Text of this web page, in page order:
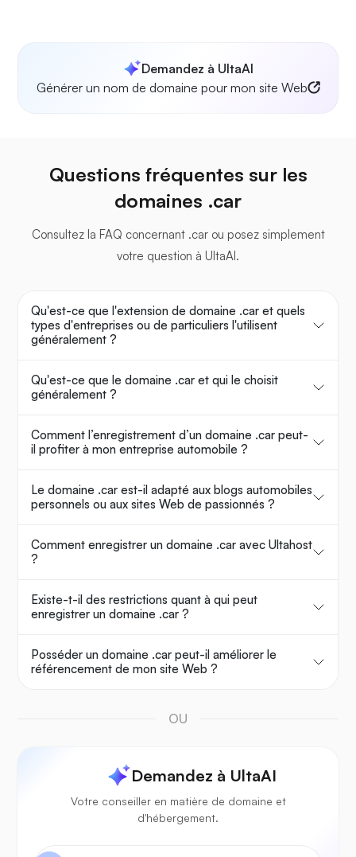
Demandez à UltaAI
Générer un nom de domaine pour mon site Web
Questions fréquentes sur les
domaines .car
Consultez la FAQ concernant .car ou posez simplement
votre question à UltaAI.
Qu'est-ce que l'extension de domaine .car et quels
types d'entreprises ou de particuliers l'utilisent
généralement ?
Qu'est-ce que le domaine .car et qui le choisit
généralement ?
Comment l’enregistrement d’un domaine .car peut-
il profiter à mon entreprise automobile ?
Le domaine .car est-il adapté aux blogs automobiles
personnels ou aux sites Web de passionnés ?
Comment enregistrer un domaine .car avec Ultahost
?
Existe-t-il des restrictions quant à qui peut
enregistrer un domaine .car ?
Posséder un domaine .car peut-il améliorer le
référencement de mon site Web ?
OU
Demandez à UltaAI
Votre conseiller en matière de domaine et
d'hébergement.